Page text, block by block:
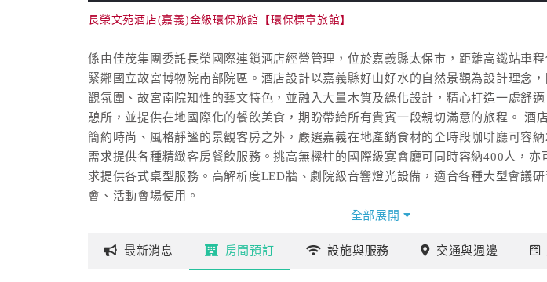
長榮文苑酒店(嘉義)金級環保旅館【環保標章旅館】
係由佳茂集團委託長榮國際連鎖酒店經營管理，位於嘉義縣太保市，距離高鐵站車程
緊鄰國立故宮博物院南部院區。酒店設計以嘉義縣好山好水的自然景觀為設計理念
觀氛圍、故宮南院知性的藝文特色，並融入大量木質及綠化設計，精心打造一處舒
憩所，並提供在地國際化的餐飲美食，期盼帶給所有貴賓一段親切滿意的旅程。 酒
簡約時尚、風格靜謐的景觀客房之外，嚴選嘉義在地產銷食材的全時段咖啡廳可容
需求提供各種精緻客房餐飲服務。挑高無樑柱的國際級宴會廳可同時容納400人，亦
求提供各式桌型服務。高解析度LED牆、劇院級音響燈光設備，適合各種大型會議
會、活動會場使用。
全部展開
最新消息 房間預訂 設施與服務 交通與週邊